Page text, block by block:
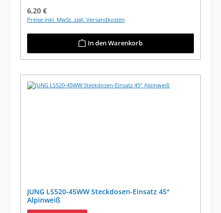
Regulärer Preis:
6,20 €
Preise inkl. MwSt. zzgl. Versandkosten
In den Warenkorb
JUNG LS520-45WW Steckdosen-Einsatz 45°
Alpinweiß